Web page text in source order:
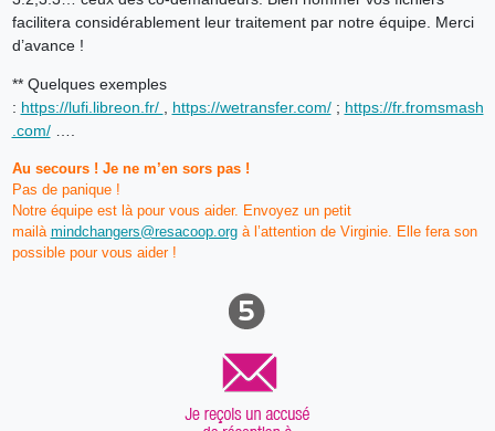
facilitera considérablement leur traitement par notre équipe. Merci
d’avance !
** Quelques exemples
: https://lufi.libreon.fr/ https://wetransfer.com/; https://fr.fromsmash
.com/….
Au secours ! Je ne m’en sors pas !
Pas de panique !
Notre équipe est là pour vous aider. Envoyez un petit
mailà mindchangers@resacoop.orgà l’attention de Virginie. Elle fera son
possible pour vous aider !